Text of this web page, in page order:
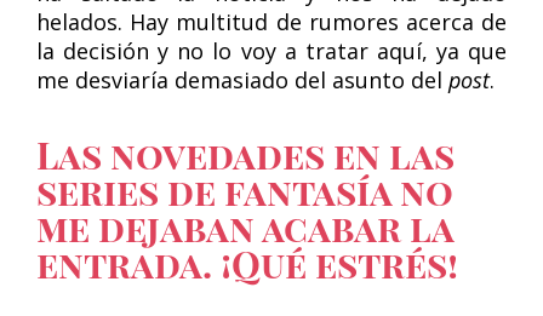
helados. Hay multitud de rumores acerca de
la decisión y no lo voy a tratar aquí, ya que
me desviaría demasiado del asunto del post.
Las novedades en las
series de fantasía no
me dejaban acabar la
entrada. ¡Qué estrés!